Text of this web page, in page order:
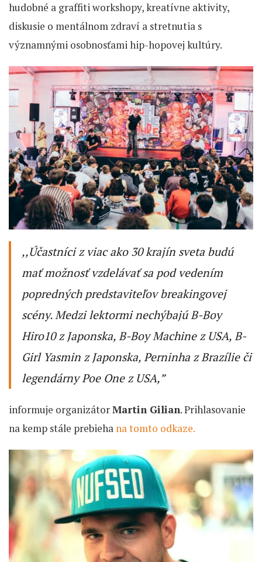
hudobné a graffiti workshopy, kreatívne aktivity,
diskusie o mentálnom zdraví a stretnutia s
významnými osobnosťami hip-hopovej kultúry.
,,Účastníci z viac ako 30 krajín sveta budú
mať možnosť vzdelávať sa pod vedením
popredných predstaviteľov breakingovej
scény. Medzi lektormi nechýbajú B-Boy
Hiro10 z Japonska, B-Boy Machine z USA, B-
Girl Yasmin z Japonska, Perninha z Brazílie či
legendárny Poe One z USA,”
informuje organizátorMartin Gilian. Prihlasovanie
na kemp stále prebieha na tomto odkaze.